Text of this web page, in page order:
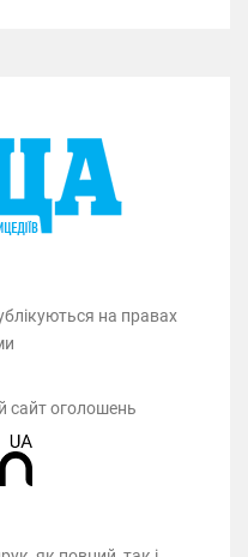
на правах
сайт оголошень